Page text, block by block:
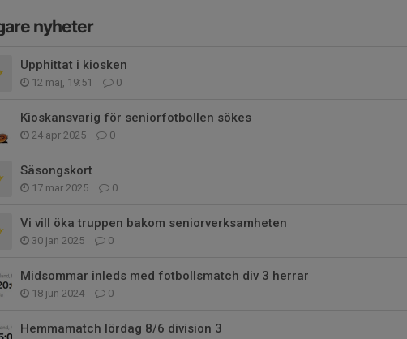
nyheter
Upphittat i kiosken
12 maj, 19:51 0
Kioskansvarig för seniorfotbollen sökes
24 apr 2025 0
Säsongskort
17 mar 2025 0
Vi vill öka truppen bakom seniorverksamheten
30 jan 2025 0
Midsommar inleds med fotbollsmatch div 3 herrar
18 jun 2024 0
Hemmamatch lördag 8/6 division 3